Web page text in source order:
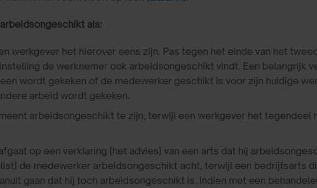
als:
werkgever het hierover eens zijn. Pas tegen het einde van het
de werknemer ook arbeidsongeschikt vindt. Een belangrijk
wordt gekeken of de medewerker geschikt is voor zijn huidige
arbeid wordt gekeken.
arbeidsongeschikt te zijn, terwijl een werkgever het tegendeel
op een verklaring (het advies) van een arts dat hij
de medewerker arbeidsongeschikt acht, terwijl een bedrijfsarts
gaan dat hij toch arbeidsongeschikt is. Indien met een